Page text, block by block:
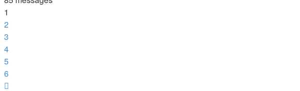
1
2
3
4
5
6